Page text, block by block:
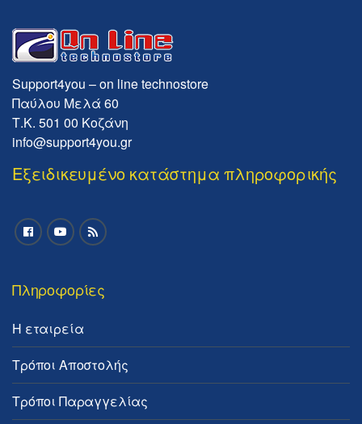
Support4you – on line technostore
Παύλου Μελά 60
Τ.Κ. 501 00 Κοζάνη
info@support4you.gr
Εξειδικευμένο κατάστημα πληροφορικής
Πληροφορίες
Η εταιρεία
Τρόποι Αποστολής
Τρόποι Παραγγελίας